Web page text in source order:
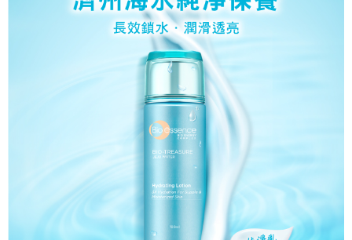
時審查核予不同之上限額度；若仍有額度不足之情形，本公司將視審查結果
請求用戶進行身份認證。
５．嚴禁一人註冊多個帳號或使用他人資訊註冊。若發現惡意使用之情形，
恩沛科技股份有限公司將有權停止該用戶之使用額度並採取法律行動。
付款後寶雅門市自取(由倉庫統一出貨)
每筆NT$80，滿NT$290(含以上)免運費